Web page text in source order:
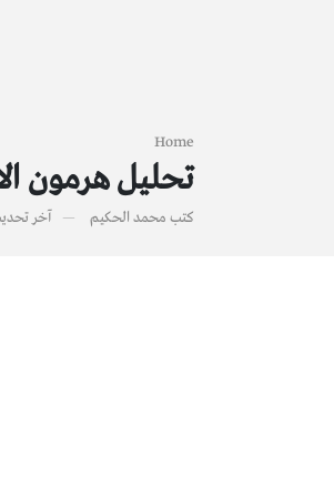
Home
تحليل هرمون
كتب محمد الحكيم آخر